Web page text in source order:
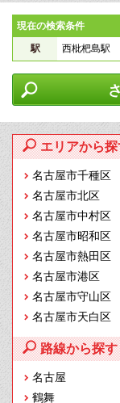
現在の検索条件
駅
西枇杷島駅
エリアから探
名古屋市千種区
名古屋市北区
名古屋市中村区
名古屋市昭和区
名古屋市熱田区
名古屋市港区
名古屋市守山区
名古屋市天白区
路線から探す
名古屋
鶴舞